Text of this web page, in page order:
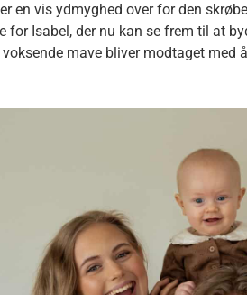
en vis ydmyghed over for den
for Isabel, der nu kan se frem til at
mave bliver modtaget med